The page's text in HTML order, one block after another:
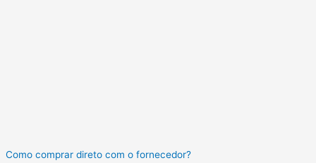
Como comprar direto com o fornecedor?